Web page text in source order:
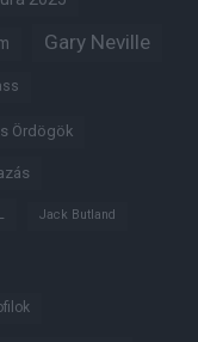
Gary Neville
Ördögök
Jack Butland